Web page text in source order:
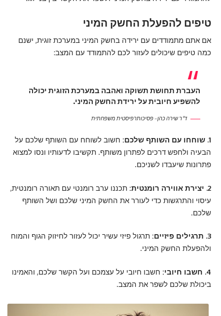
טיפים להפעלת החשק המיני
אם אתם מתמודדים עם ירידה בחשק המיני במערכת זוגית, ישנם
כמה טיפים שיכולים לעזור לכם להתמודד עם המצב:
העברת תחושת תשוקה ואהבה במערכת הזוגית יכולה
להשפיע חיובית על ירידת החשק המיני.
ד"ר שירה כהן – פסיכותרפיסטית משפחתית
1. שוחחו עם השותף שלכם:
חשוב לשוחח עם השותף שלכם על
הבעיה ולחפש דרכים לפתרון משותף. תקשיבו לדעותיו ונסו למצוא
פתרונות שיעבדו לשניכם.
2. יצירת אווירה רומנטית:
תכננו ערב רומנטי עם תאורה רומנטית,
עיסוי והתרגשות כדי לעורר את החשק המיני שלכם ושל השותף
שלכם.
3. תרגילים פיזיים:
תרגול פיזי עשיר יכול לעזור לחיזוק הגוף והמוח
ולהפעלת החשק המיני.
4. חשבו חיובי:
חשבו חיובי על עצמכם ועל הקשר שלכם, והאמינו
ביכולת שלכם לשפר את המצב.